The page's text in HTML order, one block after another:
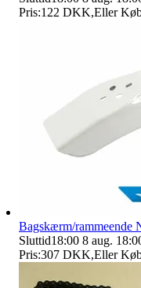
Pris:122 DKK,Eller
Bagskærm/rammeende
Sluttid18:00 8 aug.
Pris:307 DKK,Eller